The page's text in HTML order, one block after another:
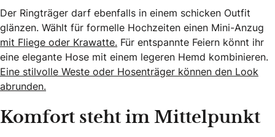
Der Ringträger darf ebenfalls in einem schicken Outfit
glänzen. Wählt für formelle Hochzeiten einen Mini-Anzug
mit Fliege oder Krawatte. Für entspannte Feiern könnt ihr
eine elegante Hose mit einem legeren Hemd kombinieren.
Eine stilvolle Weste oder Hosenträger können den Look
abrunden.
Komfort steht im Mittelpunkt